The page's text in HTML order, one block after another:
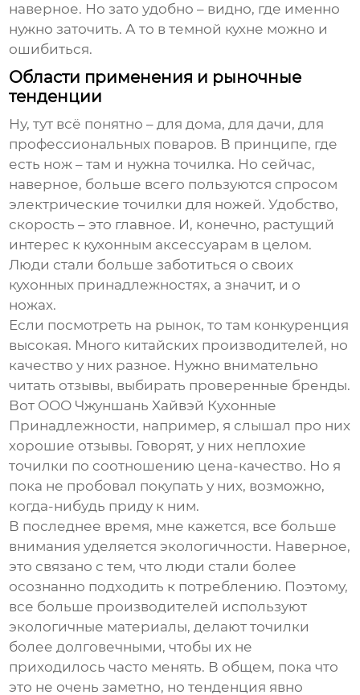
наверное. Но зато удобно – видно, где именно
нужно заточить. А то в темной кухне можно и
ошибиться.
Области применения и рыночные
тенденции
Ну, тут всё понятно – для дома, для дачи, для
профессиональных поваров. В принципе, где
есть нож – там и нужна точилка. Но сейчас,
наверное, больше всего пользуются спросом
электрические точилки для ножей. Удобство,
скорость – это главное. И, конечно, растущий
интерес к кухонным аксессуарам в целом.
Люди стали больше заботиться о своих
кухонных принадлежностях, а значит, и о
ножах.
Если посмотреть на рынок, то там конкуренция
высокая. Много китайских производителей, но
качество у них разное. Нужно внимательно
читать отзывы, выбирать проверенные бренды.
Вот ООО Чжуншань Хайвэй Кухонные
Принадлежности, например, я слышал про них
хорошие отзывы. Говорят, у них неплохие
точилки по соотношению цена-качество. Но я
пока не пробовал покупать у них, возможно,
когда-нибудь приду к ним.
В последнее время, мне кажется, все больше
внимания уделяется экологичности. Наверное,
это связано с тем, что люди стали более
осознанно подходить к потреблению. Поэтому,
все больше производителей используют
экологичные материалы, делают точилки
более долговечными, чтобы их не
приходилось часто менять. В общем, пока что
это не очень заметно, но тенденция явно